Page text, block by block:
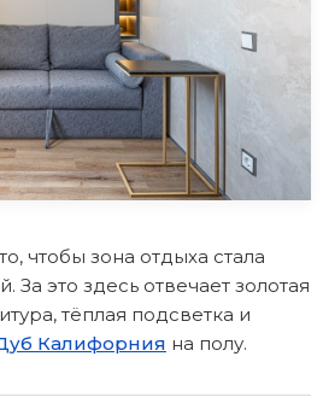
чтобы зона отдыха стала
За это здесь отвечает золотая
тёплая подсветка и
Калифорния на полу.